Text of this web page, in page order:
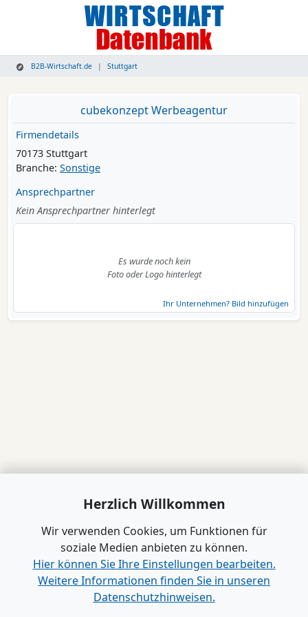
B2B-Wirtschaft.de Stuttgart
cubekonzept Werbeagentur
Firmendetails
70173 Stuttgart
Branche: Sonstige
Ansprechpartner
Kein Ansprechpartner hinterlegt
Es wurde noch kein
Foto oder Logo hinterlegt
Ihr Unternehmen? Bild hinzufügen
Herzlich Willkommen
Wir verwenden Cookies, um Funktionen für
soziale Medien anbieten zu können.
Hier können Sie Ihre Einstellungen bearbeiten.
Weitere Informationen finden Sie in unseren
Datenschutzhinweisen.